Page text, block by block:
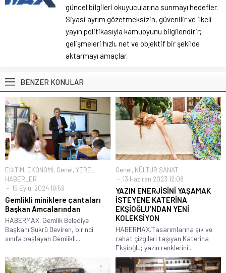
güncel bilgileri okuyucularına sunmayı hedefler.
Siyasi ayrım gözetmeksizin, güvenilir ve ilkeli
yayın politikasıyla kamuoyunu bilgilendirir;
gelişmeleri hızlı, net ve objektif bir şekilde
aktarmayı amaçlar.
BENZER KONULAR
EĞİTİM, EKONOMİ, Genel, YEREL
HABERLER
15 Eylül 2024 19:59
Gemlikli miniklere çantaları
Başkan Amcalarından
HABERMAX. Gemlik Belediye
Başkanı Şükrü Deviren, birinci
sınıfa başlayan Gemlikli...
Genel, KÜLTÜR SANAT
13 Haziran 2023 12:08
YAZIN ENERJİSİNİ YAŞAMAK
İSTEYENE KATERİNA
EKŞİOĞLU’NDAN YENİ
KOLEKSİYON
HABERMAX.Tasarımlarına şık ve
rahat çizgileri taşıyan Katerina
Ekşioğlu; yazın renklerini...